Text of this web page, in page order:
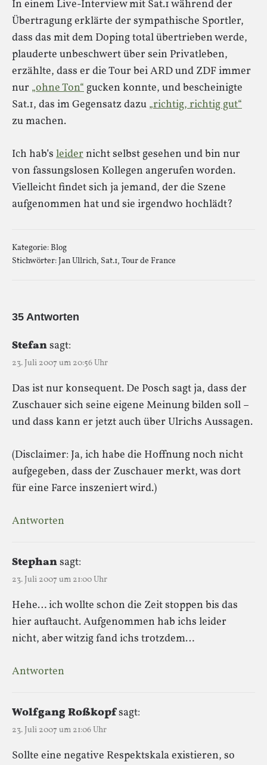
In einem Live-Interview mit Sat.1 während der
Übertragung erklärte der sympathische Sportler,
dass das mit dem Doping total übertrieben werde,
plauderte unbeschwert über sein Privatleben,
erzählte, dass er die Tour bei ARD und ZDF immer
nur „ohne Ton“gucken konnte, und bescheinigte
Sat.1, das im Gegensatz dazu „richtig, richtig gut“
zu machen.
Ich hab’s leidernicht selbst gesehen und bin nur
von fassungslosen Kollegen angerufen worden.
Vielleicht findet sich ja jemand, der die Szene
aufgenommen hat und sie irgendwo hochlädt?
Kategorie:Blog
Stichwörter:Jan Ullrich, Sat.1, Tour de France
35 Antworten
Stefansagt:
23. Juli 2007 um 20:56 Uhr
Das ist nur konsequent. De Posch sagt ja, dass der
Zuschauer sich seine eigene Meinung bilden soll –
und dass kann er jetzt auch über Ulrichs Aussagen.
(Disclaimer: Ja, ich habe die Hoffnung noch nicht
aufgegeben, dass der Zuschauer merkt, was dort
für eine Farce inszeniert wird.)
Antworten
Stephansagt:
23. Juli 2007 um 21:00 Uhr
Hehe… ich wollte schon die Zeit stoppen bis das
hier auftaucht. Aufgenommen hab ichs leider
nicht, aber witzig fand ichs trotzdem…
Antworten
Wolfgang Roßkopfsagt:
23. Juli 2007 um 21:06 Uhr
Sollte eine negative Respektskala existieren, so